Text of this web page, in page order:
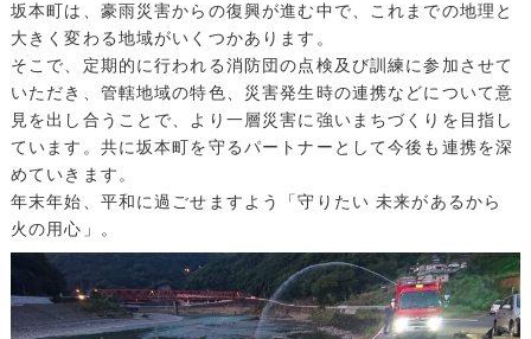
坂本町は、豪雨災害からの復興が進む中で、これまでの地理と
大きく変わる地域がいくつかあります。
そこで、定期的に行われる消防団の点検及び訓練に参加させて
いただき、管轄地域の特色、災害発生時の連携などについて意
見を出し合うことで、より一層災害に強いまちづくりを目指し
ています。共に坂本町を守るパートナーとして今後も連携を深
めていきます。
年末年始、平和に過ごせますよう「守りたい 未来があるから
火の用心」。